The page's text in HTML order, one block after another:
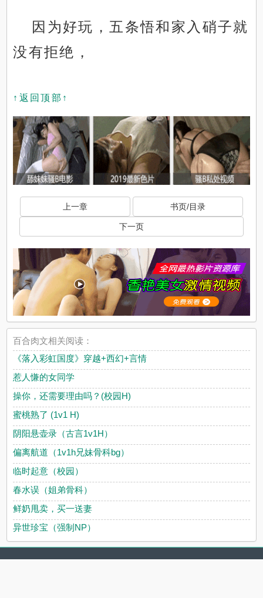
因为好玩，五条悟和家入硝子就
没有拒绝，
↑返回顶部↑
上一章 书页/目录
下一页
百合肉文相关阅读：
《落入彩虹国度》穿越+西幻+言情
惹人慊的女同学
操你，还需要理由吗？(校园H)
蜜桃熟了 (1v1 H)
阴阳悬壶录（古言1v1H）
偏离航道（1v1h兄妹骨科bg）
临时起意（校园）
春水误（姐弟骨科）
鲜奶甩卖，买一送妻
异世珍宝（强制NP）